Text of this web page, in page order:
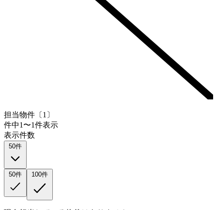
担当物件〔 1 〕
件中1〜1件表示
表示件数
50件
50件 100件